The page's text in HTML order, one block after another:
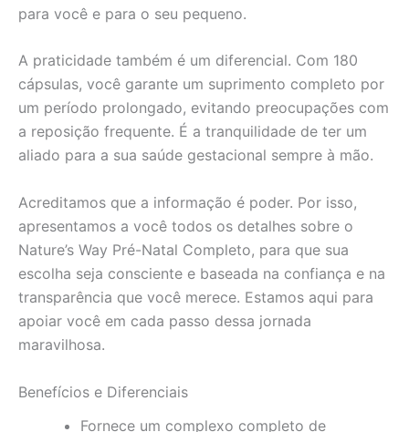
para você e para o seu pequeno.
A praticidade também é um diferencial. Com 180
cápsulas, você garante um suprimento completo por
um período prolongado, evitando preocupações com
a reposição frequente. É a tranquilidade de ter um
aliado para a sua saúde gestacional sempre à mão.
Acreditamos que a informação é poder. Por isso,
apresentamos a você todos os detalhes sobre o
Nature’s Way Pré-Natal Completo, para que sua
escolha seja consciente e baseada na confiança e na
transparência que você merece. Estamos aqui para
apoiar você em cada passo dessa jornada
maravilhosa.
Benefícios e Diferenciais
Fornece um complexo completo de